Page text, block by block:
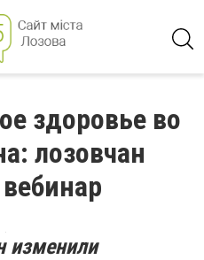
здоровье во
лозовчан
изменили